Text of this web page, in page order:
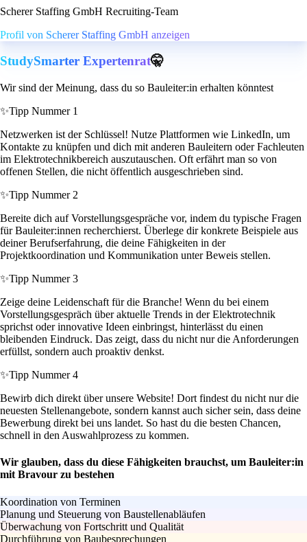
Scherer Staffing GmbH Recruiting-Team
Profil von Scherer Staffing GmbH anzeigen
StudySmarter Expertenrat🤫
Wir sind der Meinung, dass du so Bauleiter:in erhalten könntest
✨Tipp Nummer 1
Netzwerken ist der Schlüssel! Nutze Plattformen wie LinkedIn, um
Kontakte zu knüpfen und dich mit anderen Bauleitern oder Fachleuten
im Elektrotechnikbereich auszutauschen. Oft erfährt man so von
offenen Stellen, die nicht öffentlich ausgeschrieben sind.
✨Tipp Nummer 2
Bereite dich auf Vorstellungsgespräche vor, indem du typische Fragen
für Bauleiter:innen recherchierst. Überlege dir konkrete Beispiele aus
deiner Berufserfahrung, die deine Fähigkeiten in der
Projektkoordination und Kommunikation unter Beweis stellen.
✨Tipp Nummer 3
Zeige deine Leidenschaft für die Branche! Wenn du bei einem
Vorstellungsgespräch über aktuelle Trends in der Elektrotechnik
sprichst oder innovative Ideen einbringst, hinterlässt du einen
bleibenden Eindruck. Das zeigt, dass du nicht nur die Anforderungen
erfüllst, sondern auch proaktiv denkst.
✨Tipp Nummer 4
Bewirb dich direkt über unsere Website! Dort findest du nicht nur die
neuesten Stellenangebote, sondern kannst auch sicher sein, dass deine
Bewerbung direkt bei uns landet. So hast du die besten Chancen,
schnell in den Auswahlprozess zu kommen.
Wir glauben, dass du diese Fähigkeiten brauchst, um Bauleiter:in
mit Bravour zu bestehen
Koordination von Terminen
Planung und Steuerung von Baustellenabläufen
Überwachung von Fortschritt und Qualität
Durchführung von Baubesprechungen